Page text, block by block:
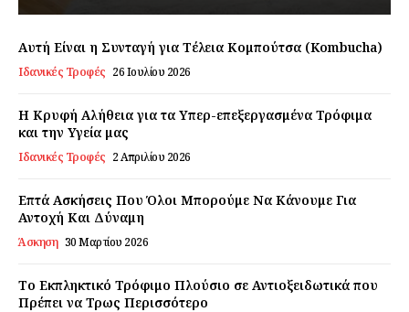
Εγγραφείτε τώρα!
Daily Food
Σχετικά με εμάς
Ο λογαριασμός μου
Επικοινωνία
Αυτή Είναι η Συνταγή για Τέλεια Κομπούτσα (Kombucha)
Ιδανικές Τροφές 26 Ιουλίου 2026
Η Κρυφή Αλήθεια για τα Υπερ-επεξεργασμένα Τρόφιμα
και την Υγεία μας
Ιδανικές Τροφές 2 Απριλίου 2026
Επτά Ασκήσεις Που Όλοι Μπορούμε Να Κάνουμε Για
Αντοχή Και Δύναμη
Άσκηση 30 Μαρτίου 2026
Το Εκπληκτικό Τρόφιμο Πλούσιο σε Αντιοξειδωτικά που
Πρέπει να Τρως Περισσότερο